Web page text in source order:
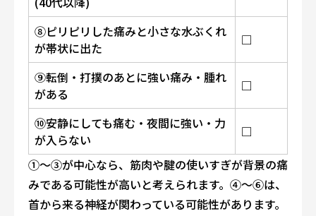
⑧ピリピリした痛みと小さな水ぶくれ
が帯状に出た
□
⑨転倒・打撲のあとに強い痛み・腫れ
がある
□
⑩安静にしても痛む・夜間に強い・力
が入らない
□
①〜③が中心なら、筋肉や腱の使いすぎが背景の痛
みである可能性が高いと考えられます。④〜⑥は、
首から来る神経が関わっている可能性があります。